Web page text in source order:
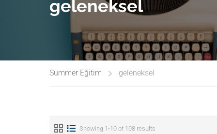
geleneksel
Summer Eğitim geleneksel
Showing 1-10 of 108 results